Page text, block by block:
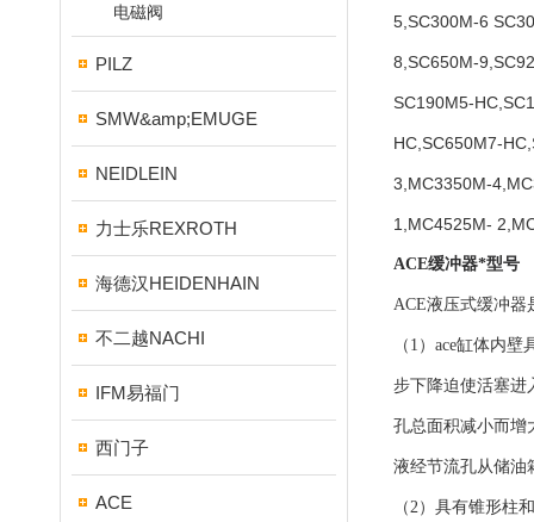
电磁阀
PILZ
SMW&amp;EMUGE
NEIDLEIN
力士乐REXROTH
海德汉HEIDENHAIN
不二越NACHI
IFM易福门
西门子
ACE
5,SC300M-6
8,SC650M-
SC190M5-
HC,SC650M7-
3,MC3350M-
1,MC4525M-
ACE缓冲器*型号
ACE液压式缓冲器
（1）ace缸体内
步下降迫使活塞进
孔总面积减小而增
液经节流孔从储油
（2）具有锥形柱